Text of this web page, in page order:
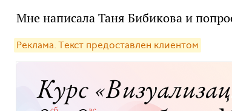
Мне написала Таня Бибикова и
Реклама. Текст предоставлен клиентом